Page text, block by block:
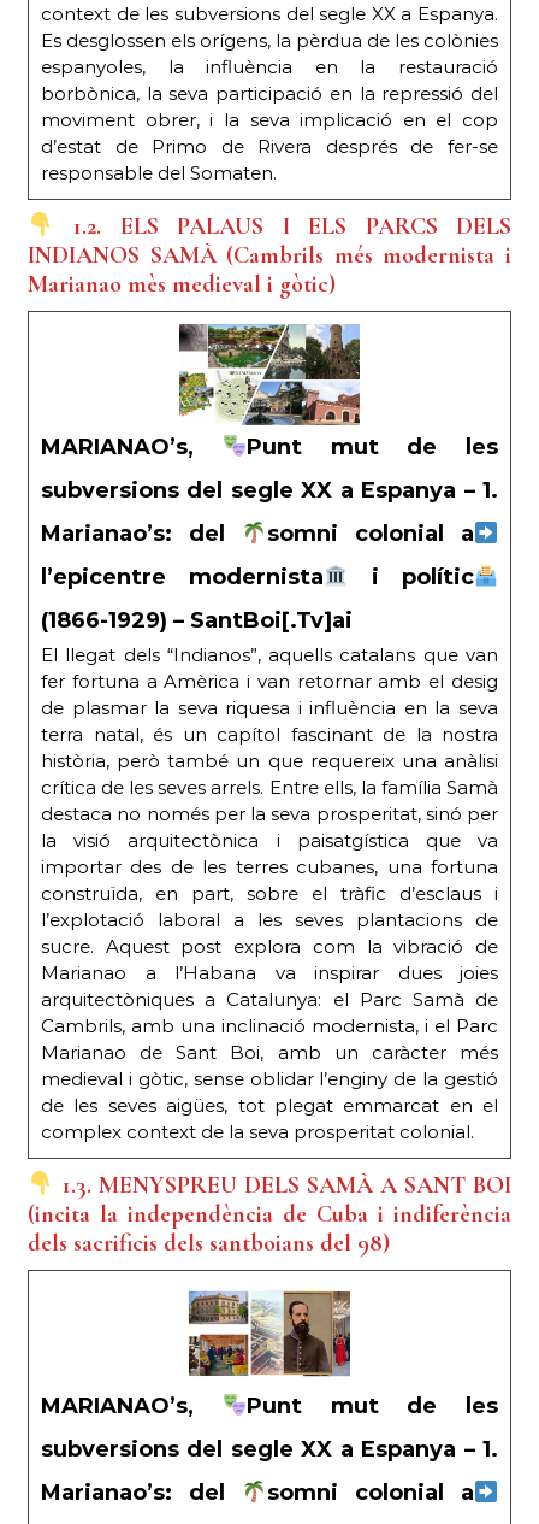
context de les subversions del segle XX a Espanya.
Es desglossen els orígens, la pèrdua de les colònies
espanyoles, la influència en la restauració
borbònica, la seva participació en la repressió del
moviment obrer, i la seva implicació en el cop
d’estat de Primo de Rivera després de fer-se
responsable del Somaten.
1.2. ELS PALAUS I ELS PARCS DELS
INDIANOS SAMÀ (Cambrils més modernista i
Marianao mès medieval i gòtic)
MARIANAO’s,
Punt mut de les
subversions del segle XX a Espanya – 1.
Marianao’s: del
somni colonial a
l’epicentre modernista
i polític
(1866-1929) – SantBoi[.Tv]ai
El llegat dels “Indianos”, aquells catalans que van
fer fortuna a Amèrica i van retornar amb el desig
de plasmar la seva riquesa i influència en la seva
terra natal, és un capítol fascinant de la nostra
història, però també un que requereix una anàlisi
crítica de les seves arrels. Entre ells, la família Samà
destaca no només per la seva prosperitat, sinó per
la visió arquitectònica i paisatgística que va
importar des de les terres cubanes, una fortuna
construïda, en part, sobre el tràfic d’esclaus i
l’explotació laboral a les seves plantacions de
sucre. Aquest post explora com la vibració de
Marianao a l’Habana va inspirar dues joies
arquitectòniques a Catalunya: el Parc Samà de
Cambrils, amb una inclinació modernista, i el Parc
Marianao de Sant Boi, amb un caràcter més
medieval i gòtic, sense oblidar l’enginy de la gestió
de les seves aigües, tot plegat emmarcat en el
complex context de la seva prosperitat colonial.
1.3. MENYSPREU DELS SAMÀ A SANT BOI
(incita la independència de Cuba i indiferència
dels sacrificis dels santboians del 98)
MARIANAO’s,
Punt mut de les
subversions del segle XX a Espanya – 1.
Marianao’s: del
somni colonial a